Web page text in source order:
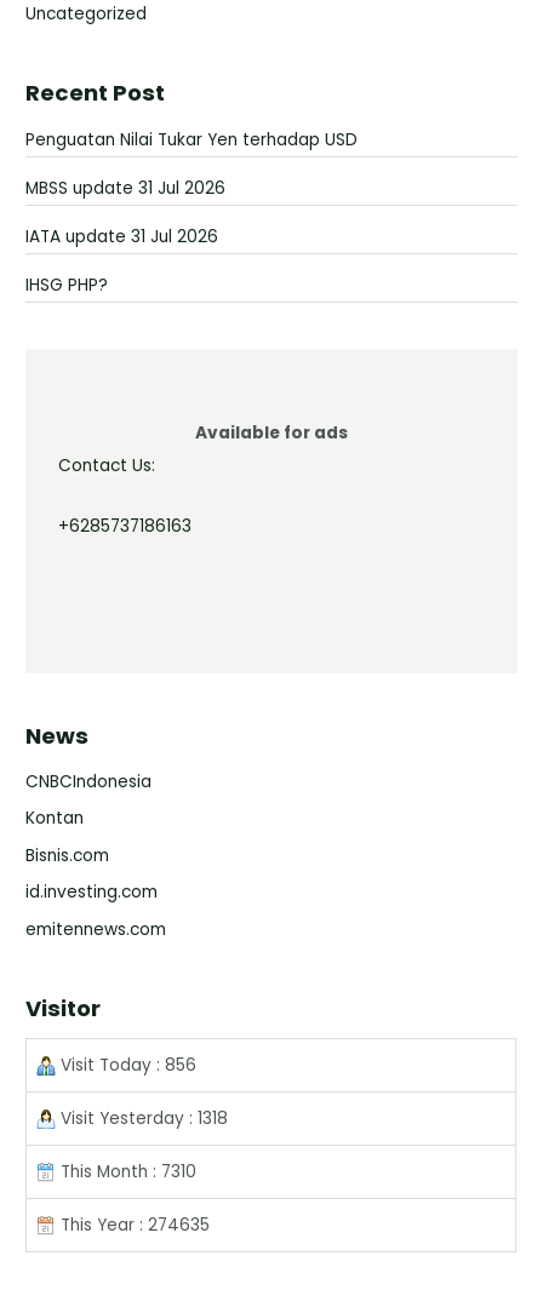
Uncategorized
Recent Post
Penguatan Nilai Tukar Yen terhadap USD
MBSS update 31 Jul 2026
IATA update 31 Jul 2026
IHSG PHP?
Available for ads
Contact Us:
+6285737186163
News
CNBCIndonesia
Kontan
Bisnis.com
id.investing.com
emitennews.com
Visitor
Visit Today : 856
Visit Yesterday : 1318
This Month : 7310
This Year : 274635